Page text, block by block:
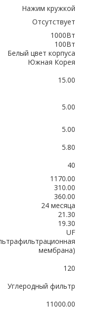
Нажим кружкой
Отсутствует
1000Вт
100Вт
Белый цвет корпуса
Южная Корея
15.00
5.00
5.00
5.80
40
1170.00
310.00
360.00
24 месяца
21.30
19.30
UF
мембрана)
120
Углеродный фильтр
11000.00